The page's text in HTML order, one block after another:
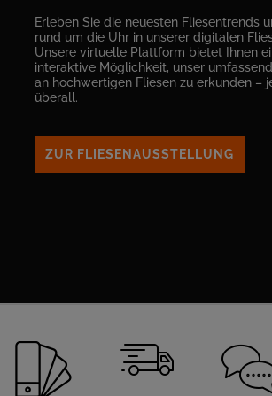
Erleben Sie die neuesten Fliesentrends
rund um die Uhr in unserer digitalen
Unsere virtuelle Plattform bietet Ihnen
interaktive Möglichkeit, unser
an hochwertigen Fliesen zu erkunden –
überall.
ZUR FLIESENAUSSTELLUNG